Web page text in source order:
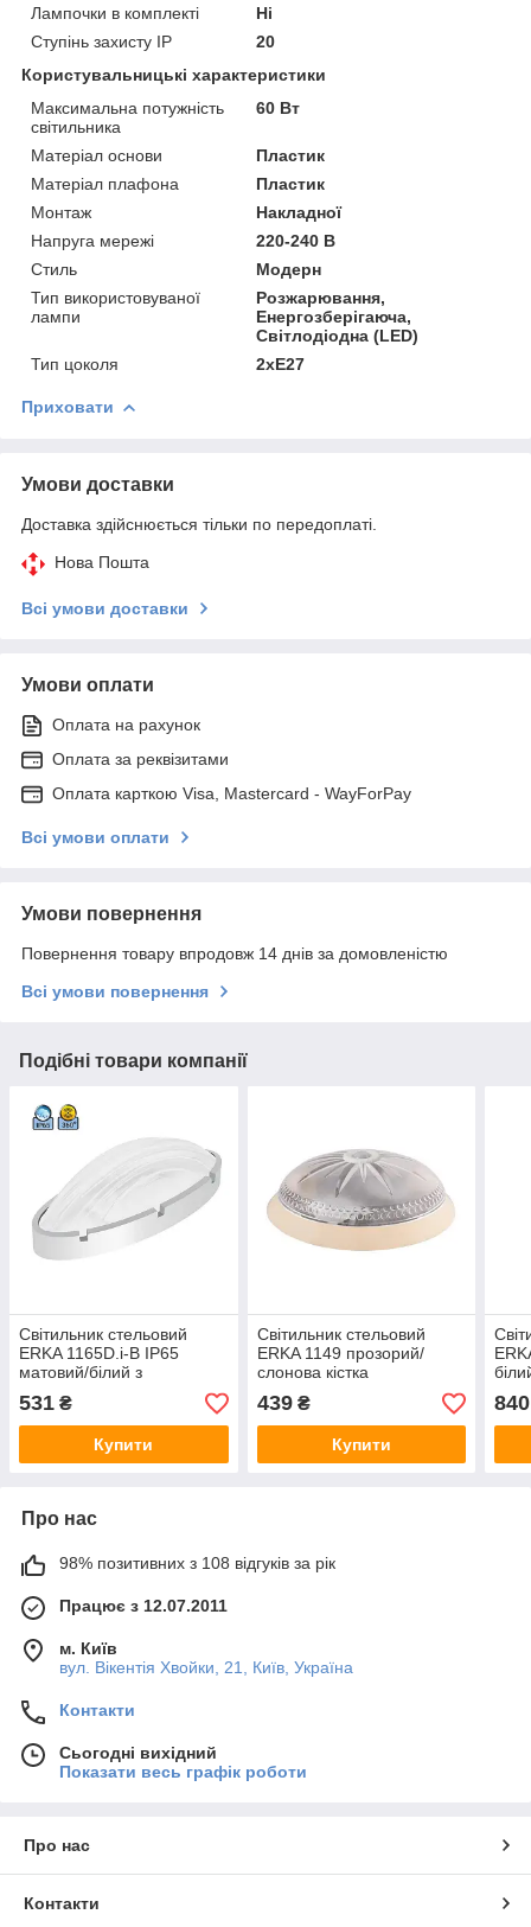
Лампочки в комплекті
Ні
Ступінь захисту IP
20
Користувальницькі характеристики
Максимальна потужність
світильника
60 Вт
Матеріал основи
Пластик
Матеріал плафона
Пластик
Монтаж
Накладної
Напруга мережі
220-240 В
Стиль
Модерн
Тип використовуваної
лампи
Розжарювання,
Енергозберігаюча,
Світлодіодна (LED)
Тип цоколя
2хЕ27
Приховати
Умови доставки
Доставка здійснюється тільки по передоплаті.
Нова Пошта
Всі умови доставки
Умови оплати
Оплата на рахунок
Оплата за реквізитами
Оплата карткою Visa, Mastercard - WayForPay
Всі умови оплати
Умови повернення
Повернення товару впродовж 14 днів за домовленістю
Всі умови повернення
Подібні товари компанії
Світильник стельовий
ERKA 1165D.i-B IP65
матовий/білий з
мікрохвильовим датчиком
руху
531 ₴
Купити
Світильник стельовий
ERKA 1149 прозорий/
слонова кістка
439₴
Купити
840
Про нас
98% позитивних з 108 відгуків за рік
Працює з 12.07.2011
м. Київ
вул. Вікентія Хвойки, 21, Київ, Україна
Контакти
Сьогодні вихідний
Показати весь графік роботи
Про нас
Контакти